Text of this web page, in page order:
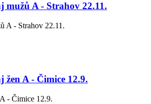
A - Strahov 22.11.
A - Strahov 22.11.
A - Čimice 12.9.
- Čimice 12.9.